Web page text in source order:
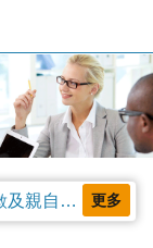
公告本部受理聘僱外國人申請案審核天數及親自領件相關事項，並自中華民國115年4月13日生效。 更多